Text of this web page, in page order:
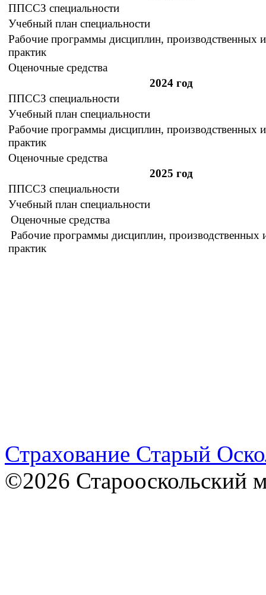
ППССЗ специальности
Учебный план специальности
Рабочие программы дисциплин, производственных
практик
Оценочные средства
2024 год
ППССЗ специальности
Учебный план специальности
Рабочие программы дисциплин, производственных
практик
Оценочные средства
2025 год
ППССЗ специальности
Учебный план специальности
Оценочные средства
Рабочие программы дисциплин, производственных
практик
Страхование Старый
©2026 Старооскольский